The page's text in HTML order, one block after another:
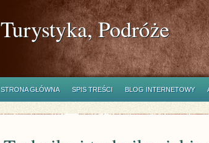
Turystyka, Podróże
STRONA GŁÓWNA SPIS TREŚCI BLOG INTERNETOWY